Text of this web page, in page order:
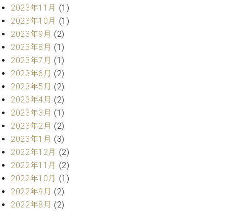
ヒ
シ
ュ
タ
イ
ン
コ
ン
サ
ト
ア
ッ
プ
ラ
イ
ト
ピ
ア
納
入
音
楽
教
室
ご
愛
者
の
声
コ
ン
ク
楽
教
室
ム
京
長
ご
挨
拶
展
情
報
ホー
ル・
スタ
ジオ
タル
2023年11月 (1)
2023年10月 (1)
2023年9月 (2)
2023年8月 (1)
2023年7月 (1)
2023年6月 (2)
2023年5月 (2)
2023年4月 (2)
2023年3月 (1)
2023年2月 (2)
2023年1月 (3)
2022年12月 (2)
2022年11月 (2)
2022年10月 (1)
2022年9月 (2)
2022年8月 (2)